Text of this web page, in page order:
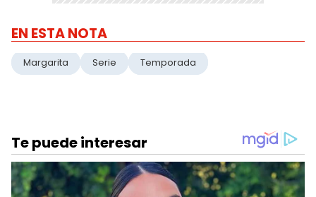
EN ESTA NOTA
Margarita Serie Temporada